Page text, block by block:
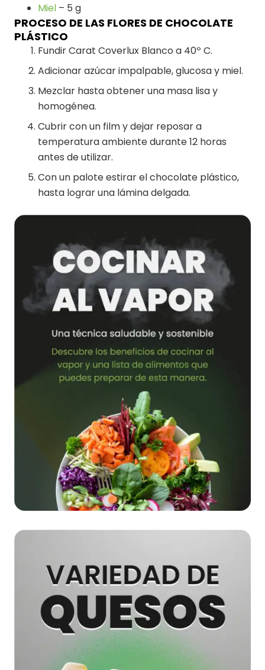
Miel – 5 g
PROCESO DE LAS FLORES DE CHOCOLATE
PLÁSTICO
Fundir Carat Coverlux Blanco a 40º C.
Adicionar azúcar impalpable, glucosa y miel.
Mezclar hasta obtener una masa lisa y
homogénea.
Cubrir con un film y dejar reposar a
temperatura ambiente durante 12 horas
antes de utilizar.
Con un palote estirar el chocolate plástico,
hasta lograr una lámina delgada.